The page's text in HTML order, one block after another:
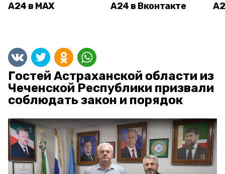
А24 в MAX А24 в Вконтакте
Гостей Астраханской области из
Чеченской Республики призвали
соблюдать закон и порядок